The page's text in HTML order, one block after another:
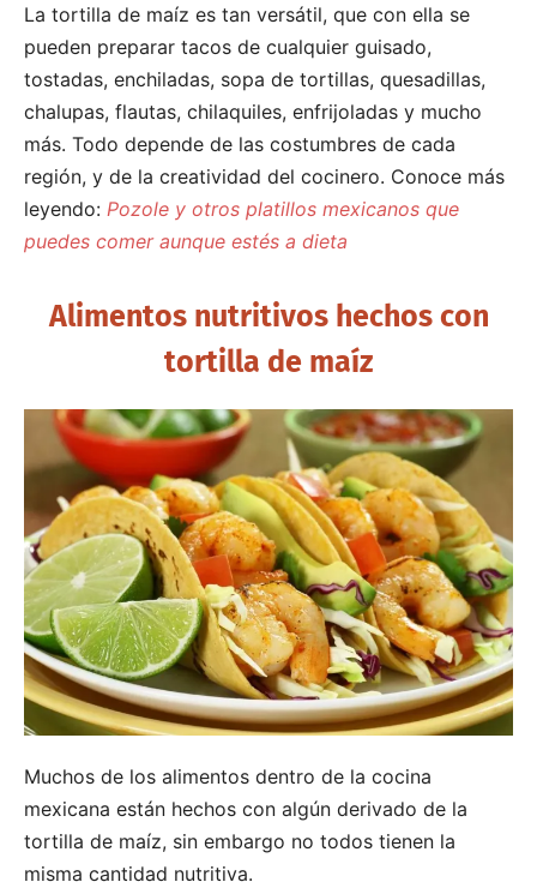
La tortilla de maíz es tan versátil, que con ella se
pueden preparar tacos de cualquier guisado,
tostadas, enchiladas, sopa de tortillas, quesadillas,
chalupas, flautas, chilaquiles, enfrijoladas y mucho
más. Todo depende de las costumbres de cada
región, y de la creatividad del cocinero. Conoce más
leyendo: Pozole y otros platillos mexicanos que
puedes comer aunque estés a dieta
Alimentos nutritivos hechos con
tortilla de maíz
Muchos de los alimentos dentro de la cocina
mexicana están hechos con algún derivado de la
tortilla de maíz, sin embargo no todos tienen la
misma cantidad nutritiva.